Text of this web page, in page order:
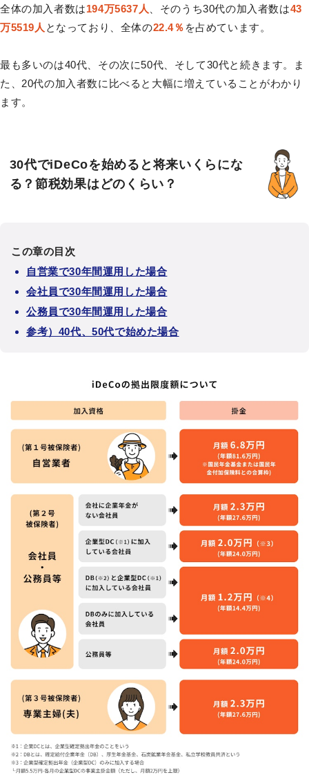
全体の加入者数は194万5637人、そのうち30代の加入者数は43
万5519人 となっており、全体の22.4％ を占めています。
最も多いのは40代、その次に50代、そして30代と続きます。ま
た、20代の加入者数に比べると大幅に増えていることがわかり
ます。
30代でiDeCoを始めると将来いくらにな
る？節税効果はどのくらい？
この章の目次
自営業で30年間運用した場合
会社員で30年間運用した場合
公務員で30年間運用した場合
参考）40代、50代で始めた場合